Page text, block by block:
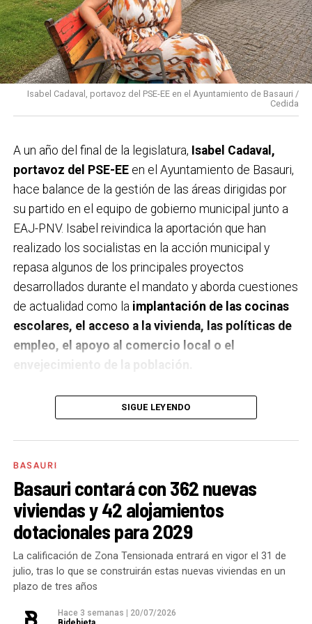
Isabel Cadaval, portavoz del PSE-EE en el Ayuntamiento de Basauri /
Cedida
A un año del final de la legislatura, Isabel Cadaval,
portavoz del PSE-EEen el Ayuntamiento de Basauri,
hace balance de la gestión de las áreas dirigidas por
su partido en el equipo de gobierno municipal junto a
EAJ-PNV. Isabel reivindica la aportación que han
realizado los socialistas en la acción municipal y
repasa algunos de los principales proyectos
desarrollados durante el mandato y aborda cuestiones
de actualidad como la implantación de las cocinas
escolares, el acceso a la vivienda, las políticas de
empleo, el apoyo al comercio local o el
envejecimiento de la población.
A un año de acabar la legislatura, ¿qué balance
haces de la gestión del PSE en tus áreas dentro
del equipo de gobierno y qué proyectos
los gobiernos sirve para transformar y mejorar la vida
de las personas y, por eso, tan importante como la
gestión en las áreas de nuestra responsabilidad es la
impronta que marcamos en cuáles son las prioridades
del equipo de gobierno.
En ese sentido, destacaría la construcción de
SIGUE LEYENDO
BASAURI
Basauri contará con 362 nuevas
viviendas y 42 alojamientos
dotacionales para 2029
La calificación de Zona Tensionada entrará en vigor el 31 de
julio, tras lo que se construirán estas nuevas viviendas en un
plazo de tres años
Hace 3 semanas | 20/07/2026